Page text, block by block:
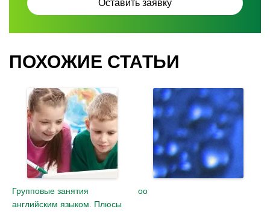
ПОХОЖИЕ СТАТЬИ
Групповые занятия
английским языком. Плюсы
оо